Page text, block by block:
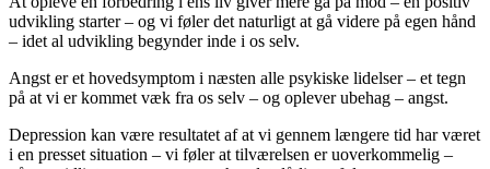
udvikling starter – og vi føler det naturligt at gå videre på egen hånd
– idet al udvikling begynder inde i os selv.
Angst er et hovedsymptom i næsten alle psykiske lidelser – et tegn
på at vi er kommet væk fra os selv – og oplever ubehag – angst.
Depression kan være resultatet af at vi gennem længere tid har været
i en presset situation – vi føler at tilværelsen er uoverkommelig –